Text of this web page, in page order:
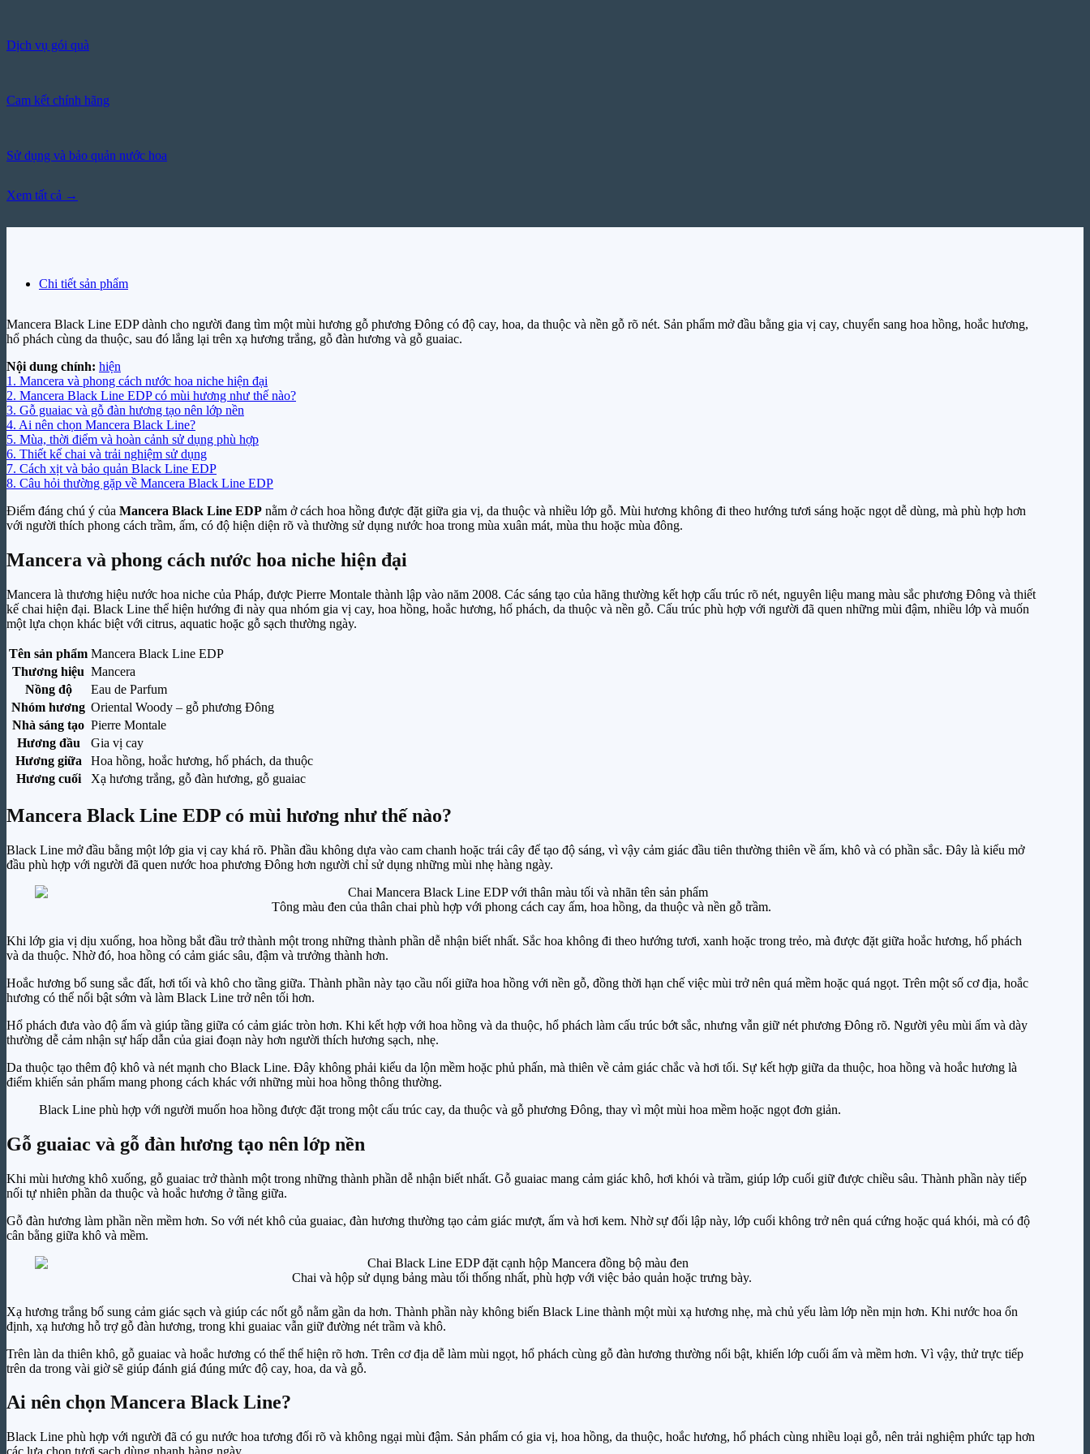
Dịch vụ gói quà
Cam kết chính hãng
Sử dụng và bảo quản nước hoa
Xem tất cả →
Chi tiết sản phẩm
Mancera Black Line EDP dành cho người đang tìm một mùi hương gỗ phương Đông có độ cay, hoa, da thuộc và nền gỗ rõ nét. Sản phẩm mở đầu bằng gia vị cay, chuyển sang hoa hồng, hoắc hương,
hổ phách cùng da thuộc, sau đó lắng lại trên xạ hương trắng, gỗ đàn hương và gỗ guaiac.
Nội dung chính: hiện
1. Mancera và phong cách nước hoa niche hiện đại
2. Mancera Black Line EDP có mùi hương như thế nào?
3. Gỗ guaiac và gỗ đàn hương tạo nên lớp nền
4. Ai nên chọn Mancera Black Line?
5. Mùa, thời điểm và hoàn cảnh sử dụng phù hợp
6. Thiết kế chai và trải nghiệm sử dụng
7. Cách xịt và bảo quản Black Line EDP
8. Câu hỏi thường gặp về Mancera Black Line EDP
Điểm đáng chú ý của Mancera Black Line EDP nằm ở cách hoa hồng được đặt giữa gia vị, da thuộc và nhiều lớp gỗ. Mùi hương không đi theo hướng tươi sáng hoặc ngọt dễ dùng, mà phù hợp hơn
với người thích phong cách trầm, ấm, có độ hiện diện rõ và thường sử dụng nước hoa trong mùa xuân mát, mùa thu hoặc mùa đông.
Mancera và phong cách nước hoa niche hiện đại
Mancera là thương hiệu nước hoa niche của Pháp, được Pierre Montale thành lập vào năm 2008. Các sáng tạo của hãng thường kết hợp cấu trúc rõ nét, nguyên liệu mang màu sắc phương Đông và thiết
kế chai hiện đại. Black Line thể hiện hướng đi này qua nhóm gia vị cay, hoa hồng, hoắc hương, hổ phách, da thuộc và nền gỗ. Cấu trúc phù hợp với người đã quen những mùi đậm, nhiều lớp và muốn
một lựa chọn khác biệt với citrus, aquatic hoặc gỗ sạch thường ngày.
Tên sản phẩm Mancera Black Line EDP
Thương hiệu Mancera
Nồng độ
Eau de Parfum
Nhóm hương Oriental Woody – gỗ phương Đông
Nhà sáng tạo Pierre Montale
Hương đầu
Gia vị cay
Hương giữa
Hoa hồng, hoắc hương, hổ phách, da thuộc
Hương cuối
Xạ hương trắng, gỗ đàn hương, gỗ guaiac
Mancera Black Line EDP có mùi hương như thế nào?
Black Line mở đầu bằng một lớp gia vị cay khá rõ. Phần đầu không dựa vào cam chanh hoặc trái cây để tạo độ sáng, vì vậy cảm giác đầu tiên thường thiên về ấm, khô và có phần sắc. Đây là kiểu mở
đầu phù hợp với người đã quen nước hoa phương Đông hơn người chỉ sử dụng những mùi nhẹ hàng ngày.
Tông màu đen của thân chai phù hợp với phong cách cay ấm, hoa hồng, da thuộc và nền gỗ trầm.
Khi lớp gia vị dịu xuống, hoa hồng bắt đầu trở thành một trong những thành phần dễ nhận biết nhất. Sắc hoa không đi theo hướng tươi, xanh hoặc trong trẻo, mà được đặt giữa hoắc hương, hổ phách
và da thuộc. Nhờ đó, hoa hồng có cảm giác sâu, đậm và trưởng thành hơn.
Hoắc hương bổ sung sắc đất, hơi tối và khô cho tầng giữa. Thành phần này tạo cầu nối giữa hoa hồng với nền gỗ, đồng thời hạn chế việc mùi trở nên quá mềm hoặc quá ngọt. Trên một số cơ địa, hoắc
hương có thể nổi bật sớm và làm Black Line trở nên tối hơn.
Hổ phách đưa vào độ ấm và giúp tầng giữa có cảm giác tròn hơn. Khi kết hợp với hoa hồng và da thuộc, hổ phách làm cấu trúc bớt sắc, nhưng vẫn giữ nét phương Đông rõ. Người yêu mùi ấm và dày
thường dễ cảm nhận sự hấp dẫn của giai đoạn này hơn người thích hương sạch, nhẹ.
Da thuộc tạo thêm độ khô và nét mạnh cho Black Line. Đây không phải kiểu da lộn mềm hoặc phủ phấn, mà thiên về cảm giác chắc và hơi tối. Sự kết hợp giữa da thuộc, hoa hồng và hoắc hương là
điểm khiến sản phẩm mang phong cách khác với những mùi hoa hồng thông thường.
Black Line phù hợp với người muốn hoa hồng được đặt trong một cấu trúc cay, da thuộc và gỗ phương Đông, thay vì một mùi hoa mềm hoặc ngọt đơn giản.
Gỗ guaiac và gỗ đàn hương tạo nên lớp nền
Khi mùi hương khô xuống, gỗ guaiac trở thành một trong những thành phần dễ nhận biết nhất. Gỗ guaiac mang cảm giác khô, hơi khói và trầm, giúp lớp cuối giữ được chiều sâu. Thành phần này tiếp
nối tự nhiên phần da thuộc và hoắc hương ở tầng giữa.
Gỗ đàn hương làm phần nền mềm hơn. So với nét khô của guaiac, đàn hương thường tạo cảm giác mượt, ấm và hơi kem. Nhờ sự đối lập này, lớp cuối không trở nên quá cứng hoặc quá khói, mà có độ
cân bằng giữa khô và mềm.
Chai và hộp sử dụng bảng màu tối thống nhất, phù hợp với việc bảo quản hoặc trưng bày.
Xạ hương trắng bổ sung cảm giác sạch và giúp các nốt gỗ nằm gần da hơn. Thành phần này không biến Black Line thành một mùi xạ hương nhẹ, mà chủ yếu làm lớp nền mịn hơn. Khi nước hoa ổn
định, xạ hương hỗ trợ gỗ đàn hương, trong khi guaiac vẫn giữ đường nét trầm và khô.
Trên làn da thiên khô, gỗ guaiac và hoắc hương có thể thể hiện rõ hơn. Trên cơ địa dễ làm mùi ngọt, hổ phách cùng gỗ đàn hương thường nổi bật, khiến lớp cuối ấm và mềm hơn. Vì vậy, thử trực tiếp
trên da trong vài giờ sẽ giúp đánh giá đúng mức độ cay, hoa, da và gỗ.
Ai nên chọn Mancera Black Line?
Black Line phù hợp với người đã có gu nước hoa tương đối rõ và không ngại mùi đậm. Sản phẩm có gia vị, hoa hồng, da thuộc, hoắc hương, hổ phách cùng nhiều loại gỗ, nên trải nghiệm phức tạp hơn